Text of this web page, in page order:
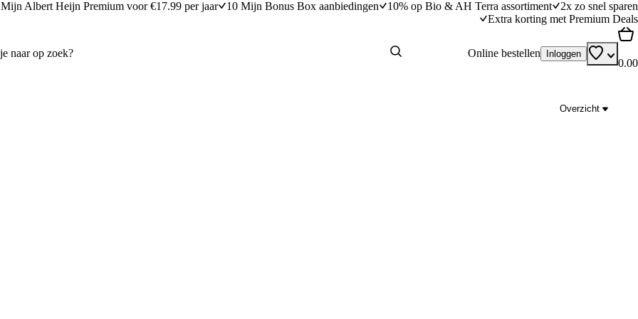
Mijn Albert Heijn Premium voor €17.99 per jaar 10 Mijn Bonus Box aanbiedingen 10% op Bio & AH Terra assortiment
2x zo snel sparen
Extra korting met Premium Deals
Online bestellen Inloggen
0.00
Overzicht